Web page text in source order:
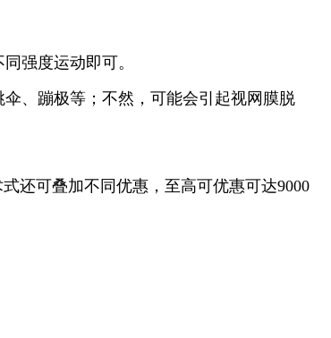
强度运动即可。
、蹦极等；不然，可能会引起视网膜脱
还可叠加不同优惠，至高可优惠可达9000